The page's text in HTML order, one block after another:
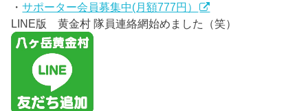
・サポーター会員募集中(月額777円）
LINE版 黄金村 隊員連絡網始めました（笑）